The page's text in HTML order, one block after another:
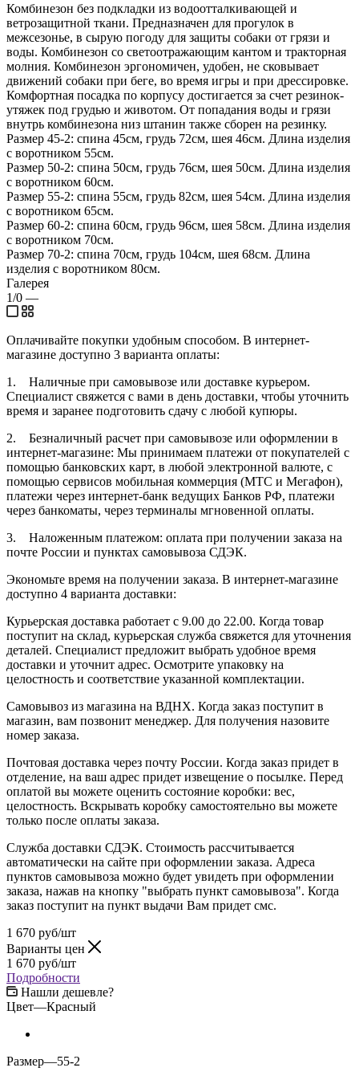
Комбинезон без подкладки из водоотталкивающей и
ветрозащитной ткани. Предназначен для прогулок в
межсезонье, в сырую погоду для защиты собаки от грязи и
воды. Комбинезон со светоотражающим кантом и тракторная
молния. Комбинезон эргономичен, удобен, не сковывает
движений собаки при беге, во время игры и при дрессировке.
Комфортная посадка по корпусу достигается за счет резинок-
утяжек под грудью и животом. От попадания воды и грязи
внутрь комбинезона низ штанин также сборен на резинку.
Размер 45-2: спина 45см, грудь 72см, шея 46см. Длина изделия
с воротником 55см.
Размер 50-2: спина 50см, грудь 76см, шея 50см. Длина изделия
с воротником 60см.
Размер 55-2: спина 55см, грудь 82см, шея 54см. Длина изделия
с воротником 65см.
Размер 60-2: спина 60см, грудь 96см, шея 58см. Длина изделия
с воротником 70см.
Размер 70-2: спина 70см, грудь 104см, шея 68см. Длина
изделия с воротником 80см.
Галерея
1/0 —
Оплачивайте покупки удобным способом. В интернет-
магазине доступно 3 варианта оплаты:
1. Наличные при самовывозе или доставке курьером.
Специалист свяжется с вами в день доставки, чтобы уточнить
время и заранее подготовить сдачу с любой купюры.
2. Безналичный расчет при самовывозе или оформлении в
интернет-магазине: Мы принимаем платежи от покупателей с
помощью банковских карт, в любой электронной валюте, с
помощью сервисов мобильная коммерция (МТС и Мегафон),
платежи через интернет-банк ведущих Банков РФ, платежи
через банкоматы, через терминалы мгновенной оплаты.
3. Наложенным платежом: оплата при получении заказа на
почте России и пунктах самовывоза СДЭК.
Экономьте время на получении заказа. В интернет-магазине
доступно 4 варианта доставки:
Курьерская доставка работает с 9.00 до 22.00. Когда товар
поступит на склад, курьерская служба свяжется для уточнения
деталей. Специалист предложит выбрать удобное время
доставки и уточнит адрес. Осмотрите упаковку на
целостность и соответствие указанной комплектации.
Самовывоз из магазина на ВДНХ. Когда заказ поступит в
магазин, вам позвонит менеджер. Для получения назовите
номер заказа.
Почтовая доставка через почту России. Когда заказ придет в
отделение, на ваш адрес придет извещение о посылке. Перед
оплатой вы можете оценить состояние коробки: вес,
целостность. Вскрывать коробку самостоятельно вы можете
только после оплаты заказа.
Служба доставки СДЭК. Стоимость рассчитывается
автоматически на сайте при оформлении заказа. Адреса
пунктов самовывоза можно будет увидеть при оформлении
заказа, нажав на кнопку "выбрать пункт самовывоза". Когда
заказ поступит на пункт выдачи Вам придет смс.
1 670 руб/шт
Варианты цен
1 670 руб/шт
Подробности
Нашли дешевле?
Цвет—Красный
Размер—55-2